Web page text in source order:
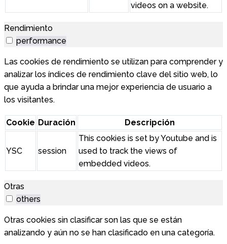
videos on a website.
Rendimiento
performance
Las cookies de rendimiento se utilizan para comprender y
analizar los índices de rendimiento clave del sitio web, lo
que ayuda a brindar una mejor experiencia de usuario a
los visitantes.
Cookie Duración Descripción
YSC session
This cookies is set by Youtube and is
used to track the views of
embedded videos.
Otras
others
Otras cookies sin clasificar son las que se están
analizando y aún no se han clasificado en una categoría.